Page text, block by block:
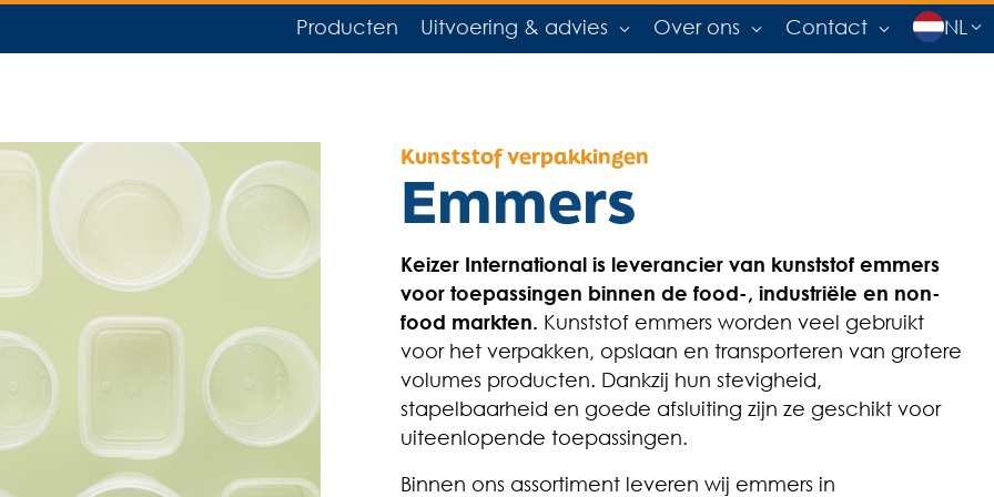
Producten Uitvoering & advies Over ons Contact NL
Kunststof verpakkingen
Emmers
Keizer International is leverancier van kunststof emmers
voor toepassingen binnen de food-, industriële en non-
food markten. Kunststof emmers worden veel gebruikt
voor het verpakken, opslaan en transporteren van grotere
volumes producten. Dankzij hun stevigheid,
stapelbaarheid en goede afsluiting zijn ze geschikt voor
uiteenlopende toepassingen.
Binnen ons assortiment leveren wij emmers in